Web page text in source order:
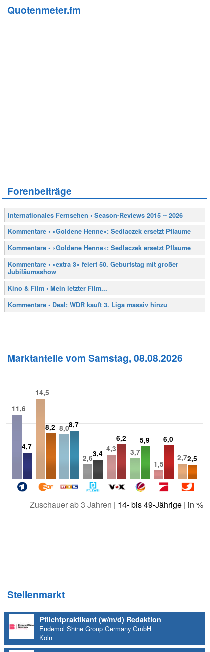
Quotenmeter.fm
Forenbeiträge
Internationales Fernsehen • Season-Reviews 2015 -- 2026
Kommentare • «Goldene Henne»: Sedlaczek ersetzt Pflaume
Kommentare • «Goldene Henne»: Sedlaczek ersetzt Pflaume
Kommentare • «extra 3» feiert 50. Geburtstag mit großer
Jubiläumsshow
Kino & Film • Mein letzter Film...
Kommentare • Deal: WDR kauft 3. Liga massiv hinzu
Marktanteile vom Samstag, 08.08.2026
11,6
14,5
8,0
2,6
4,3
3,7
1,5
2,7
4,7
8,2 8,7
3,4
6,2 5,9 6,0
2,5
Zuschauer ab 3 Jahren | 14- bis 49-Jährige| in %
Stellenmarkt
Pflichtpraktikant (w/m/d) Redaktion
Endemol Shine Group Germany GmbH
Köln